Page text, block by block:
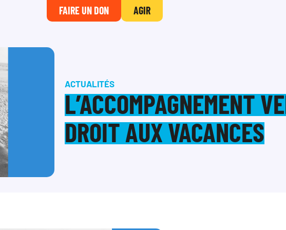
FAIRE UN DON AGIR
ACTUALITÉS
L’ACCOMPAGNEMENT
DROIT AUX VACANCES